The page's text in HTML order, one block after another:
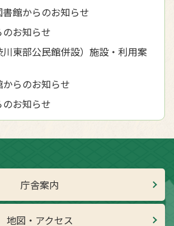
館からのお知らせ
お知らせ
東部公民館併設）施設・利用案
らのお知らせ
お知らせ
庁舎案内
地図・アクセス